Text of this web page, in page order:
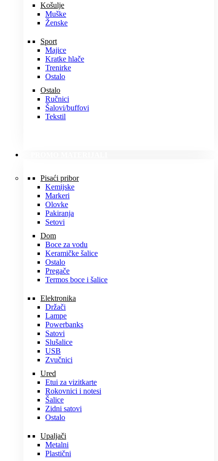
Košulje
Muške
Ženske
Sport
Majice
Kratke hlače
Trenirke
Ostalo
Ostalo
Ručnici
Šalovi/buffovi
Tekstil
Pisaći pribor
Kemijske
Markeri
Olovke
Pakiranja
Setovi
Dom
Boce za vodu
Keramičke šalice
Ostalo
Pregače
Termos boce i šalice
Elektronika
Držači
Lampe
Powerbanks
Satovi
Slušalice
USB
Zvučnici
Ured
Etui za vizitkarte
Rokovnici i notesi
Šalice
Zidni satovi
Ostalo
Upaljači
Metalni
Plastični